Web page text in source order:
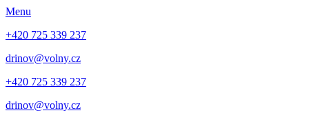
Menu
+420 725 339 237
drinov@volny.cz
+420 725 339 237
drinov@volny.cz